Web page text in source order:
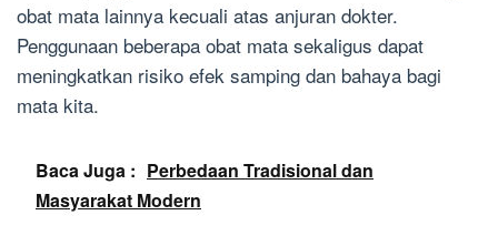
obat mata lainnya kecuali atas anjuran dokter.
Penggunaan beberapa obat mata sekaligus dapat
meningkatkan risiko efek samping dan bahaya bagi
mata kita.
Baca Juga : Perbedaan Tradisional dan
Masyarakat Modern